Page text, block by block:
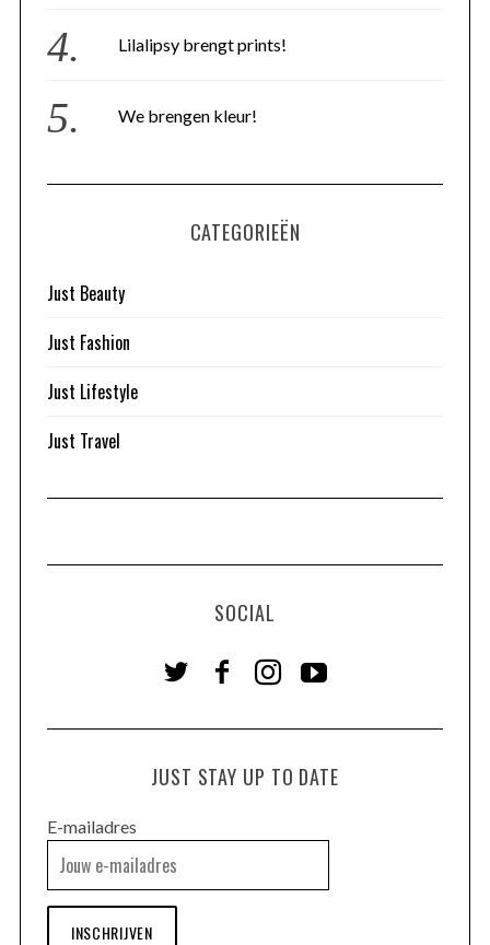
Lilalipsy brengt prints!
We brengen kleur!
CATEGORIEËN
Just Beauty
Just Fashion
Just Lifestyle
Just Travel
SOCIAL
JUST STAY UP TO DATE
E-mailadres
INSCHRIJVEN